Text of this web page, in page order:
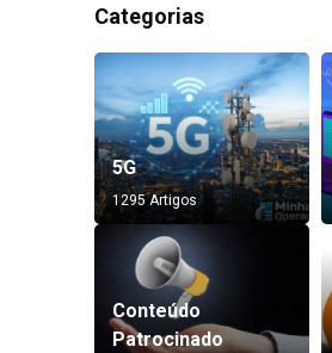
Categorias
5G
1295 Artigos
Conteúdo
Patrocinado